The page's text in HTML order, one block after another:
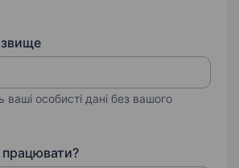
ваші особисті дані без вашого